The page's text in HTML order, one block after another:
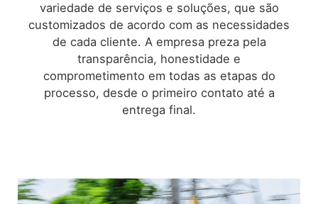
variedade de serviços e soluções, que são
customizados de acordo com as necessidades
de cada cliente. A empresa preza pela
transparência, honestidade e
comprometimento em todas as etapas do
processo, desde o primeiro contato até a
entrega final.